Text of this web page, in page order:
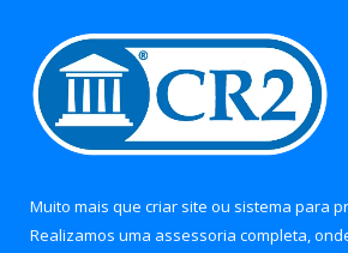
Muito mais que criar site ou sistema para
Realizamos uma assessoria completa,